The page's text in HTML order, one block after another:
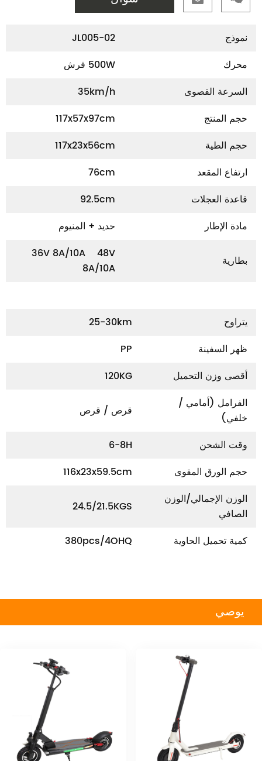
نموذج
JL005-02
محرك
500W فرش
السرعة القصوى
35km/h
حجم المنتج
117x57x97cm
حجم الطية
117x23x56cm
ارتفاع المقعد
76cm
قاعدة العجلات
92.5cm
مادة الإطار
حديد + المنيوم
بطارية
36V 8A/10A 48V
8A/10A
يتراوح
25-30km
ظهر السفينة
PP
أقصى وزن التحميل
120KG
الفرامل (أمامي /
خلفي)
قرص / قرص
وقت الشحن
6-8H
حجم الورق المقوى
116x23x59.5cm
الوزن الإجمالي/الوزن
الصافي
24.5/21.5KGS
كمية تحميل الحاوية 380pcs/4OHQ
يوصي